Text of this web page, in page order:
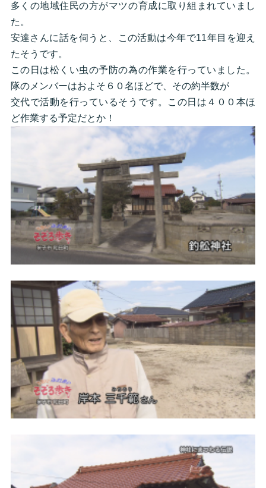
多くの地域住民の方がマツの育成に取り組まれていまし
た。
安達さんに話を伺うと、この活動は今年で11年目を迎え
たそうです。
この日は松くい虫の予防の為の作業を行っていました。
隊のメンバーはおよそ６０名ほどで、その約半数が
交代で活動を行っているそうです。この日は４００本ほ
ど作業する予定だとか！